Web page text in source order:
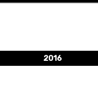
2016